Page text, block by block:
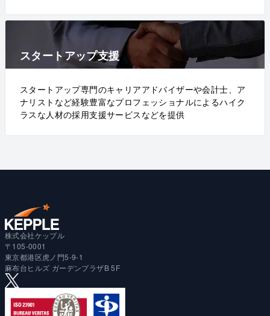
スタートアップ支援
スタートアップ専門のキャリアアドバイザーや会計士、ア
ナリストなど経験豊富なプロフェッショナルによるハイク
ラスな人材の採用支援サービスなどを提供
株式会社ケップル
〒105-0001
東京都港区虎ノ門5-9-1
麻布台ヒルズ ガーデンプラザB 5F